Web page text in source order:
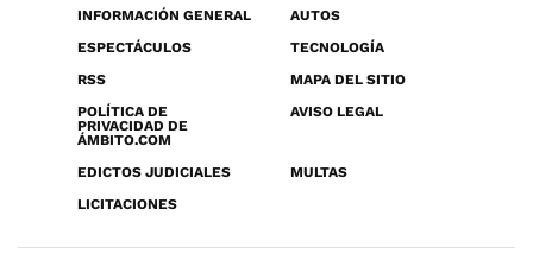
INFORMACIÓN GENERAL
AUTOS
ESPECTÁCULOS
TECNOLOGÍA
RSS
MAPA DEL SITIO
POLÍTICA DE
PRIVACIDAD DE
ÁMBITO.COM
AVISO LEGAL
EDICTOS JUDICIALES
MULTAS
LICITACIONES